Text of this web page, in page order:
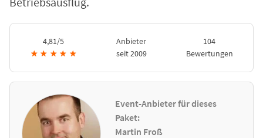
4,81/5
★ ★ ★ ★ ★
Anbieter
seit 2009
104
Bewertungen
Event-Anbieter für dieses
Paket:
Martin Froß